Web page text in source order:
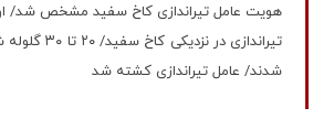
هویت عامل تیراندازی کاخ سفید مشخص شد/
تیراندازی در
شدند/ عامل تیراندازی کشته شد